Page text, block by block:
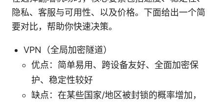
隐私、客服与可用性、以及价格。下面给出一个简
要对比，帮助你快速决策。
VPN（全局加密隧道）
优点：简单易用、跨设备友好、全面加密保
护、稳定性较好
缺点：在某些国家/地区被封锁的概率增加，